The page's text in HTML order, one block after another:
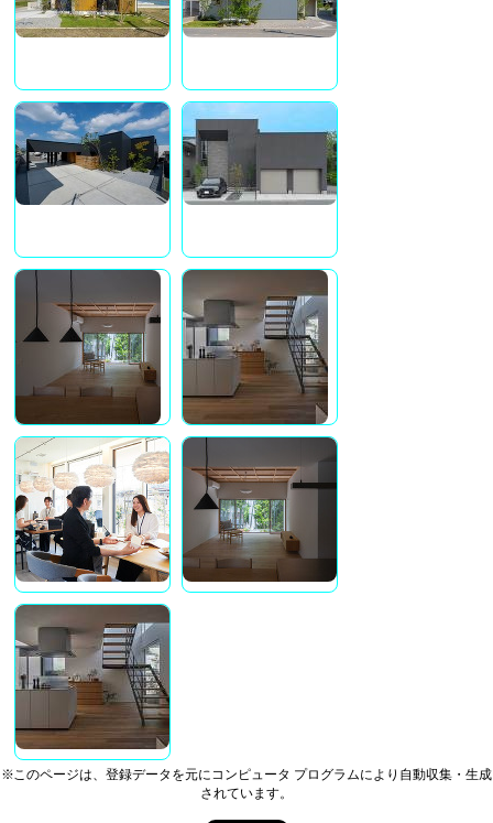
※このページは、登録データを元にコンピュータ プログラムにより自動収集・生成
されています。